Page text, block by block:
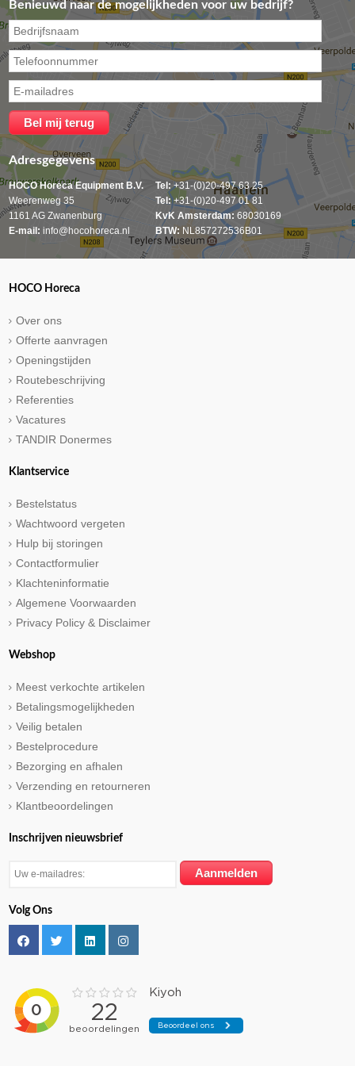
Benieuwd naar de mogelijkheden voor uw bedrijf?
Adresgegevens
HOCO Horeca Equipment B.V.
Weerenweg 35
1161 AG Zwanenburg
E-mail: info@hocohoreca.nl
Tel: +31-(0)20-497 63 25
Tel:+31-(0)20-497 01 81
KvK Amsterdam: 68030169
BTW: NL857272536B01
HOCO Horeca
Over ons
Offerte aanvragen
Openingstijden
Routebeschrijving
Referenties
Vacatures
TANDIR Donermes
Klantservice
Bestelstatus
Wachtwoord vergeten
Hulp bij storingen
Contactformulier
Klachteninformatie
Algemene Voorwaarden
Privacy Policy & Disclaimer
Webshop
Meest verkochte artikelen
Betalingsmogelijkheden
Veilig betalen
Bestelprocedure
Bezorging en afhalen
Verzending en retourneren
Klantbeoordelingen
Inschrijven nieuwsbrief
Volg Ons